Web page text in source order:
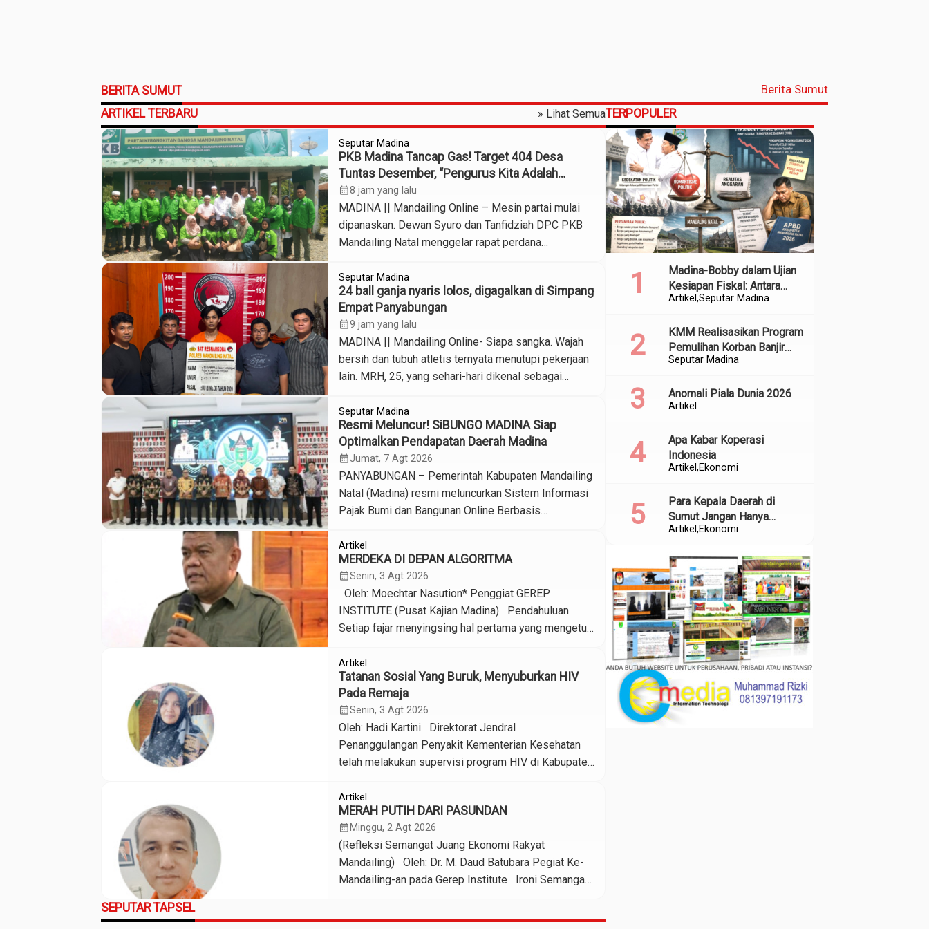
BERITA SUMUT
Berita Sumut
ARTIKEL TERBARU
» Lihat Semua
Seputar Madina
PKB Madina Tancap Gas! Target 404 Desa
Tuntas Desember, “Pengurus Kita Adalah
Tokoh”
calendar_month8 jam yang lalu
MADINA || Mandailing Online – Mesin partai mulai
dipanaskan. Dewan Syuro dan Tanfidziah DPC PKB
Mandailing Natal menggelar rapat perdana
PKB Jalan Willem Iskandar, Panyabungan. Rapat
yang dipimpin Ketua DPC Edi Anwar Nasution ini
langsung menyasar target berat membentuk
pengurus di 23 kecamatan dan 404 desa/kelurahan
se-Madina sebelum Desember 2026. […]
Seputar Madina
24 ball ganja nyaris lolos, digagalkan di Simpang
Empat Panyabungan
calendar_month9 jam yang lalu
MADINA || Mandailing Online- Siapa sangka. Wajah
bersih dan tubuh atletis ternyata menutupi pekerjaan
lain. MRH, 25, yang sehari-hari dikenal sebagai
Natal. Bukan karena fitness, tapi karena membawa
19,2 kilogram ganja. Aksi dramastis terjadi Jumat
malam (7/8) di Panyabungan. Berawal dari patroli
BNN di Padang Laru. Petugas […]
Seputar Madina
Resmi Meluncur! SiBUNGO MADINA Siap
Optimalkan Pendapatan Daerah Madina
calendar_monthJumat, 7 Agt 2026
PANYABUNGAN – Pemerintah Kabupaten Mandailing
Natal (Madina) resmi meluncurkan Sistem Informasi
Pajak Bumi dan Bangunan Online Berbasis
Peluncuran inovasi digital ini dipimpin langsung oleh
Bupati H. Saipullah Nasution dan Wakil Bupati Atika
Azmi Utammi Nasution di Aula Kantor Bupati,
Panyabungan, Kamis (6/08/2026). Acara launching
tersebut dilangsungkan di sela-sela Rapat […]
Artikel
MERDEKA DI DEPAN ALGORITMA
calendar_monthSenin, 3 Agt 2026
Oleh: Moechtar Nasution* Penggiat GEREP
INSTITUTE (Pusat Kajian Madina) Pendahuluan
Setiap fajar menyingsing hal pertama yang mengetuk
melainkan membuka telpon selular. Sesuatu yang
intim telah berpindah, seakan-akan telepon selular
itulah yang menemani malam hingga azan subuh
memecah sunyi. Kita hidup di dalam dunia di mana
hasrat, […]
Artikel
Tatanan Sosial Yang Buruk, Menyuburkan HIV
Pada Remaja
calendar_monthSenin, 3 Agt 2026
Oleh: Hadi Kartini Direktorat Jendral
Penanggulangan Penyakit Kementerian Kesehatan
telah melakukan supervisi program HIV di Kabupaten
perhatian masyarakat terhadap pemberitaan kasus
HIV pada anak dan remaja. Sebelumnya beredar vidio
viral di medsos yang menyatakan sebanyak 522
pelajar di Kabupaten Sidoarjo terpapar HIV-AIDS.
Meningkatnya jumlah kasus HIV di kalangan […]
Artikel
MERAH PUTIH DARI PASUNDAN
calendar_month Minggu, 2 Agt 2026
(Refleksi Semangat Juang Ekonomi Rakyat
Mandailing) Oleh: Dr. M. Daud Batubara Pegiat Ke-
Mandailing-an pada Gerep Institute Ironi Semangat
SEPUTAR TAPSEL
TERPOPULER
Artikel Seputar Madina
Madina-Bobby dalam Ujian
Kesiapan Fiskal: Antara
Kedekatan Politik dan
Seputar Madina
KMM Realisasikan Program
Pemulihan Korban Banjir
dan Longsor di Kabupaten
Artikel
Anomali Piala Dunia 2026
Artikel Ekonomi
Apa Kabar Koperasi
Indonesia
Artikel Ekonomi
Para Kepala Daerah di
Sumut Jangan Hanya
Meratapi Minimnya Transfer